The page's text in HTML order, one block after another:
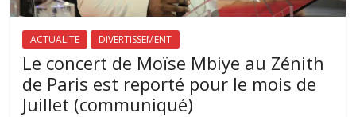
ACTUALITE DIVERTISSEMENT
Le concert de Moïse Mbiye au Zénith
de Paris est reporté pour le mois de
Juillet (communiqué)